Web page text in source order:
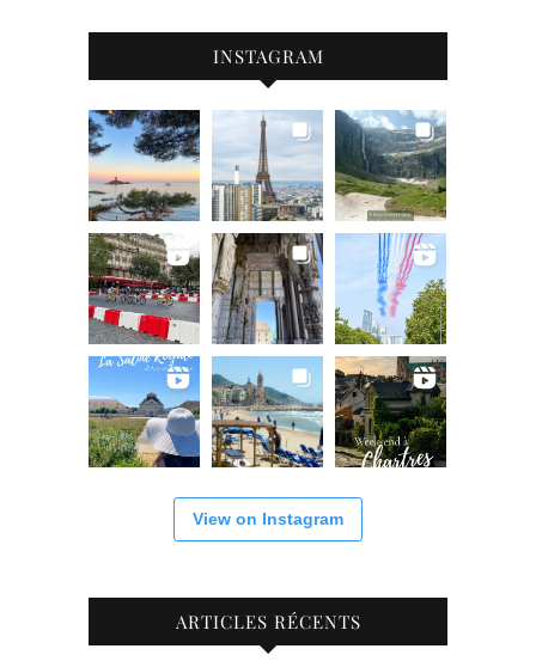
INSTAGRAM
View on Instagram
ARTICLES RÉCENTS